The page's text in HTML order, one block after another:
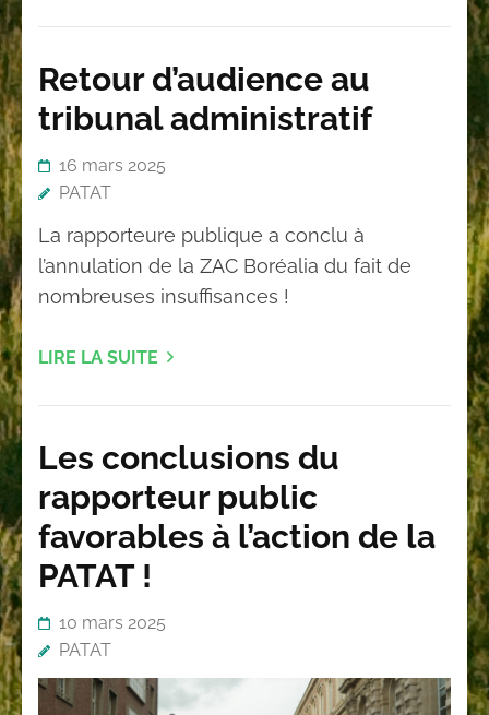
Retour d’audience au
tribunal administratif
16 mars 2025
PATAT
La rapporteure publique a conclu à
l’annulation de la ZAC Boréalia du fait de
nombreuses insuffisances !
LIRE LA SUITE
Les conclusions du
rapporteur public
favorables à l’action de la
PATAT !
10 mars 2025
PATAT